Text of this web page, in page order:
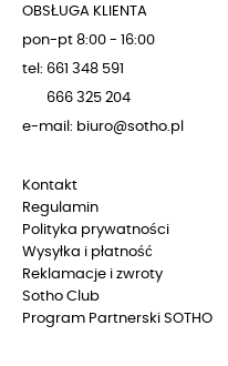
OBSŁUGA KLIENTA
pon-pt 8:00 - 16:00
tel: 661 348 591
666 325 204
e-mail: biuro@sotho.pl
Kontakt
Regulamin
Polityka prywatności
Wysyłka i płatność
Reklamacje i zwroty
Sotho Club
Program Partnerski SOTHO